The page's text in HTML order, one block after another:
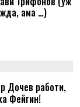
ама …)
Дочев работи,
Фейгин!